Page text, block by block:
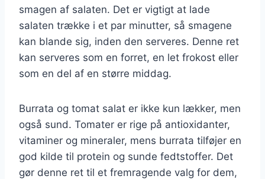
smagen af salaten. Det er vigtigt at lade
salaten trække i et par minutter, så smagene
kan blande sig, inden den serveres. Denne ret
kan serveres som en forret, en let frokost eller
som en del af en større middag.
Burrata og tomat salat er ikke kun lækker, men
også sund. Tomater er rige på antioxidanter,
vitaminer og mineraler, mens burrata tilføjer en
god kilde til protein og sunde fedtstoffer. Det
gør denne ret til et fremragende valg for dem,